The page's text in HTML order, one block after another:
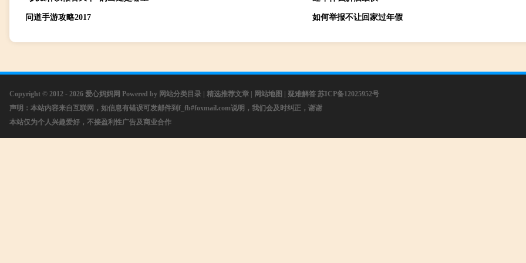
问道手游攻略2017 如何举报不让回家过年假
Copyright © 2012 - 2026 爱心妈妈网 Powered by 网站分类目录 精选推荐文章 网站地图 疑难解答 苏ICP备12025952号
声明：本站内容来自互联网，如信息有错误可发邮件到f_fb#foxmail.com说明，我们会及时纠正，谢谢
本站仅为个人兴趣爱好，不接盈利性广告及商业合作